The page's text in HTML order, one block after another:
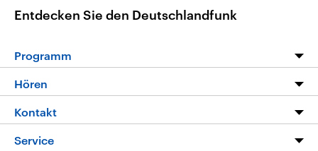
Entdecken Sie den Deutschlandfunk
Programm
Programm
Die Nachrichten
Nachrichtenleicht
Hören
Livestream
Kontakt
Hörerservice
Service